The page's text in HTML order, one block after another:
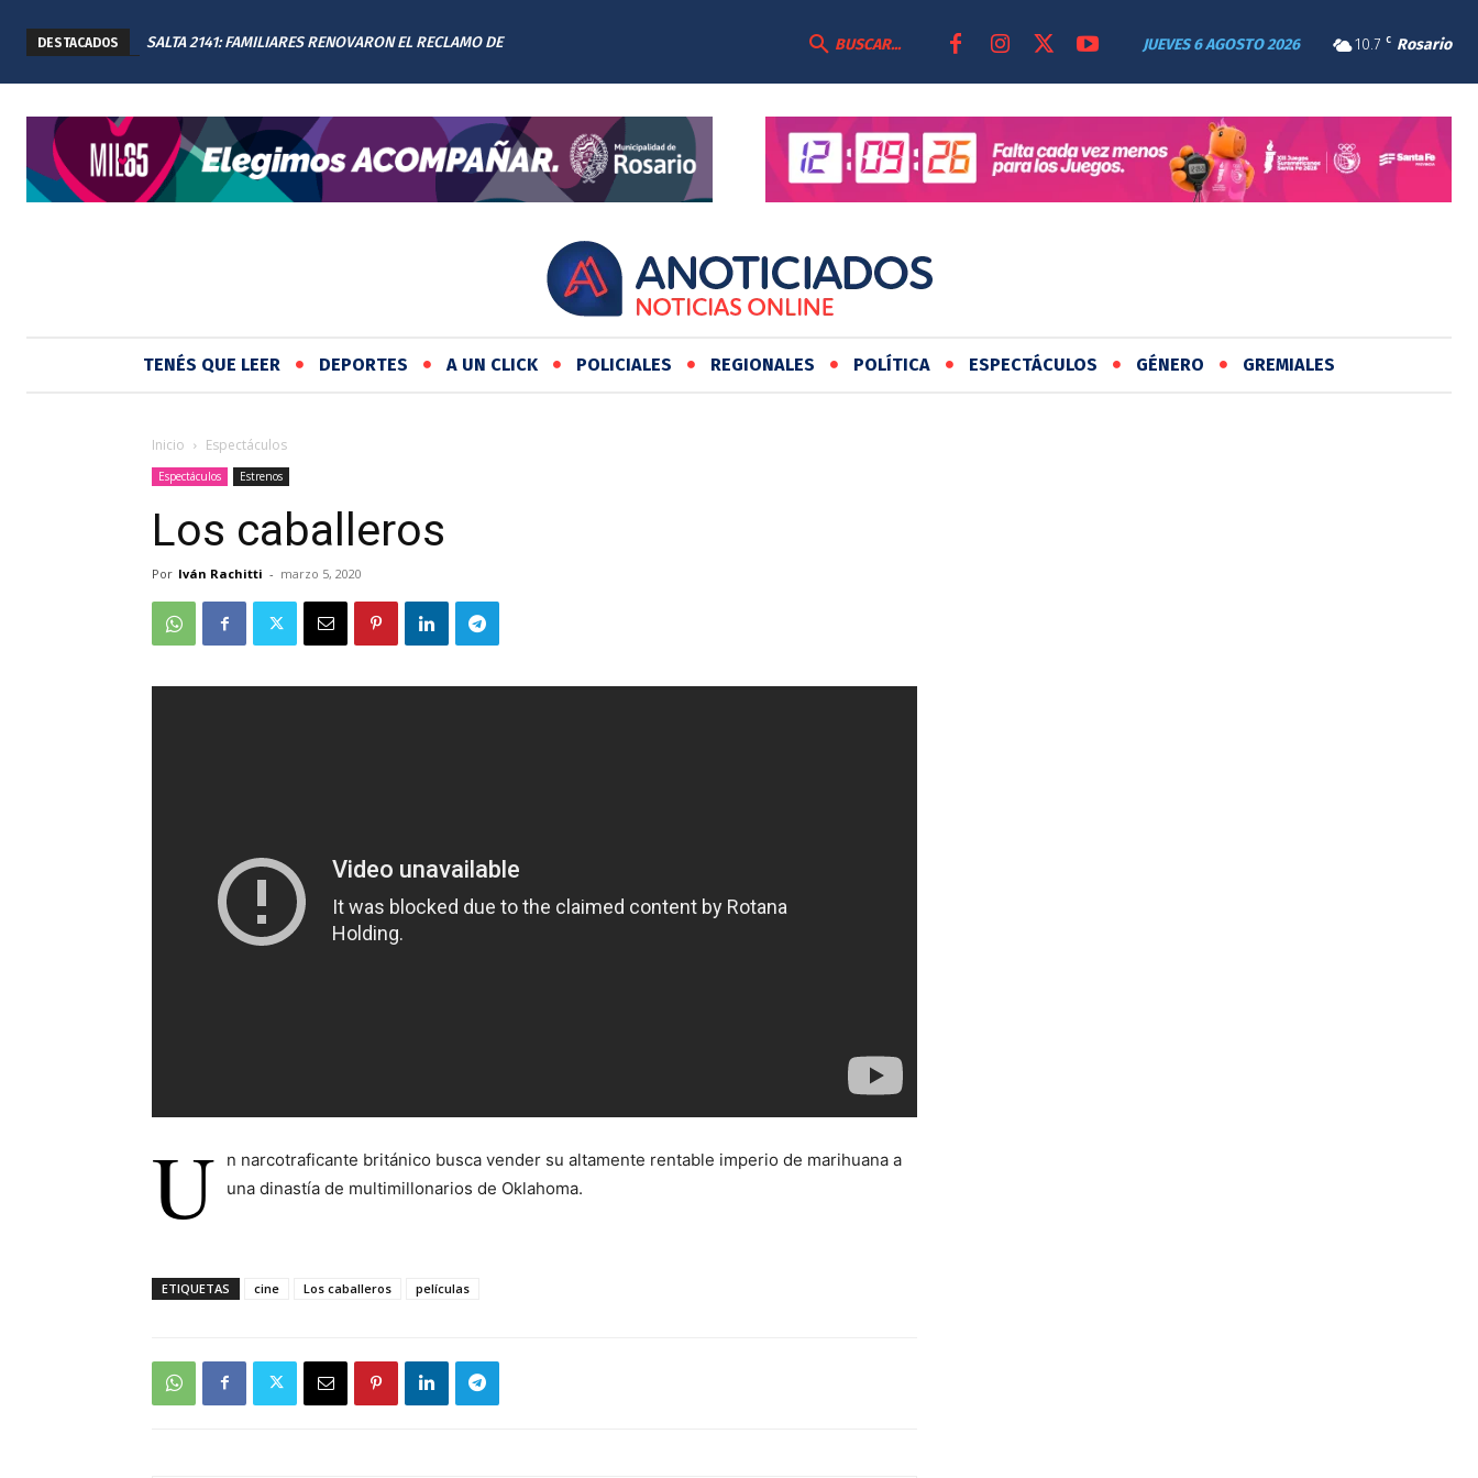
DESTACADOS
SALTA 2141: FAMILIARES RENOVARON EL RECLAMO DE
10.7 C Rosario
JUEVES 6 AGOSTO 2026
BUSCAR...
TENÉS QUE LEER DEPORTES A UN CLICK POLICIALES REGIONALES POLÍTICA ESPECTÁCULOS GÉNERO GREMIALES
Inicio Espectáculos
Espectáculos Estrenos
Los caballeros
Por Iván Rachitti - marzo 5, 2020
U
n narcotraficante británico busca vender su altamente rentable imperio de marihuana a
una dinastía de multimillonarios de Oklahoma.
ETIQUETAS cine Los caballeros películas